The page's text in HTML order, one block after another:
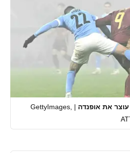
את אופנדה |
GettyImages,